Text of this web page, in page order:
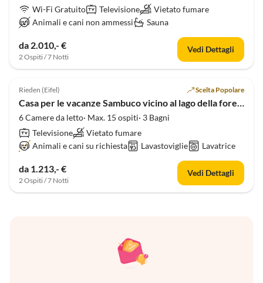
Wi-Fi Gratuito
Televisione
Vietato fumare
Animali e cani non ammessi
Sauna
da 2.010,- €
2 Ospiti / 7 Notti
Vedi Dettagli
Rieden (Eifel) Scelta Popolare
Casa per le vacanze Sambuco vicino al lago della foresta
6 Camere da letto· Max. 15 ospiti· 3 Bagni
Televisione
Vietato fumare
Animali e cani su richiesta
Lavastoviglie Lavatrice
da 1.213,- €
2 Ospiti / 7 Notti
Vedi Dettagli